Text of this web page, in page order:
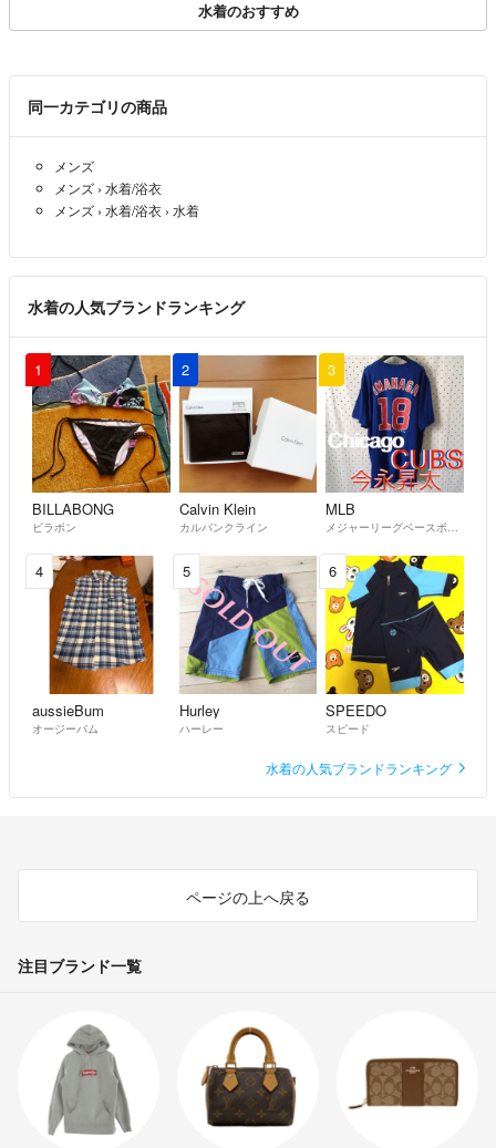
水着のおすすめ
同一カテゴリの商品
メンズ
メンズ › 水着/浴衣
メンズ › 水着/浴衣 › 水着
水着の人気ブランドランキング
1
BILLABONG
ビラボン
2
Calvin Klein
カルバンクライン
3
MLB
メジャーリーグベースボール
4
aussieBum
オージーバム
5
Hurley
ハーレー
6
SPEEDO
スピード
水着の人気ブランドランキング
ページの上へ戻る
注目ブランド一覧